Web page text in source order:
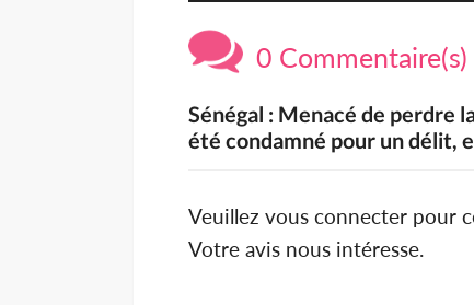
0 Commentaire(s)
Sénégal : Menacé de perdre
été condamné pour un délit,
Veuillez vous connecter pour
Votre avis nous intéresse.